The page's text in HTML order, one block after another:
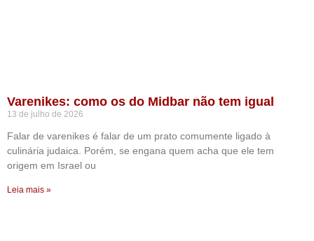
Varenikes: como os do Midbar não tem igual
13 de julho de 2026
Falar de varenikes é falar de um prato comumente ligado à
culinária judaica. Porém, se engana quem acha que ele tem
origem em Israel ou
Leia mais »